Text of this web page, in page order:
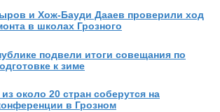
и Хож-Бауди Дааев проверили ход
в школах Грозного
подвели итоги совещания по
к зиме
около 20 стран соберутся на
в Грозном